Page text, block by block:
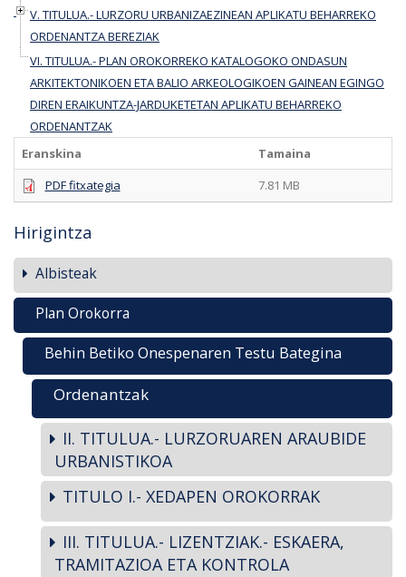
V. TITULUA.- LURZORU URBANIZAEZINEAN APLIKATU BEHARREKO
ORDENANTZA BEREZIAK
VI. TITULUA.- PLAN OROKORREKO KATALOGOKO ONDASUN
ARKITEKTONIKOEN ETA BALIO ARKEOLOGIKOEN GAINEAN EGINGO
DIREN ERAIKUNTZA-JARDUKETETAN APLIKATU BEHARREKO
ORDENANTZAK
Eranskina
Tamaina
PDF fitxategia
7.81 MB
Hirigintza
Albisteak
Plan Orokorra
Behin Betiko Onespenaren Testu Bategina
Ordenantzak
II. TITULUA.- LURZORUAREN ARAUBIDE
URBANISTIKOA
TITULO I.- XEDAPEN OROKORRAK
III. TITULUA.- LIZENTZIAK.- ESKAERA,
TRAMITAZIOA ETA KONTROLA